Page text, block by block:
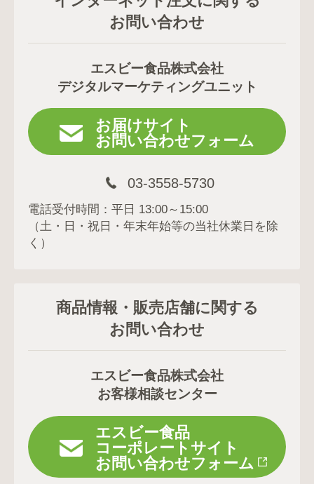
お問い合わせ
エスビー食品株式会社
デジタルマーケティングユニット
お届けサイト
お問い合わせフォーム
03-3558-5730
電話受付時間：平日 13:00～15:00
（土・日・祝日・年末年始等の当社休業日を除
く）
商品情報・販売店舗に関する
お問い合わせ
エスビー食品株式会社
お客様相談センター
エスビー食品
コーポレートサイト
お問い合わせフォーム